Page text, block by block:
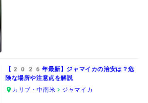
【2026年最新】ジャマイカの治安は？危
険な場所や注意点を解説
カリブ・中南米
ジャマイカ